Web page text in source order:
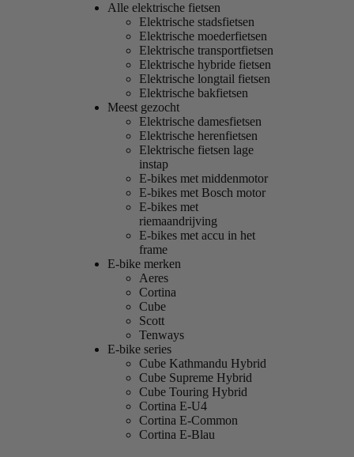
Alle elektrische fietsen
Elektrische stadsfietsen
Elektrische moederfietsen
Elektrische transportfietsen
Elektrische hybride fietsen
Elektrische longtail fietsen
Elektrische bakfietsen
Meest gezocht
Elektrische damesfietsen
Elektrische herenfietsen
Elektrische fietsen lage
instap
E-bikes met middenmotor
E-bikes met Bosch motor
E-bikes met
riemaandrijving
E-bikes met accu in het
frame
E-bike merken
Aeres
Cortina
Cube
Scott
Tenways
E-bike series
Cube Kathmandu Hybrid
Cube Supreme Hybrid
Cube Touring Hybrid
Cortina E-U4
Cortina E-Common
Cortina E-Blau